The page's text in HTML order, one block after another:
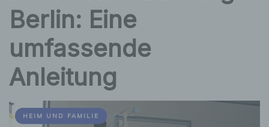
Berlin: Eine
umfassende
Anleitung
HEIM UND FAMILIE